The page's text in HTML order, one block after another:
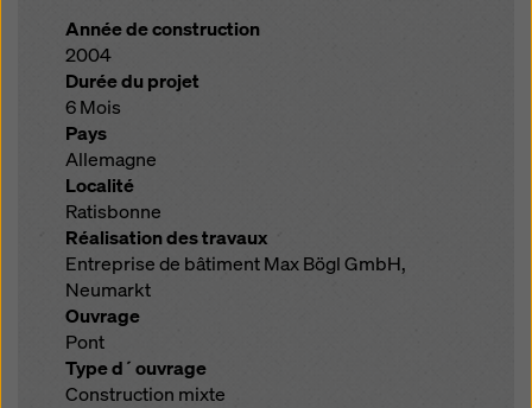
Année de construction
2004
Durée du projet
6 Mois
Pays
Allemagne
Localité
Ratisbonne
Réalisation des travaux
Entreprise de bâtiment Max Bögl GmbH,
Neumarkt
Ouvrage
Pont
Type d´ouvrage
Construction mixte